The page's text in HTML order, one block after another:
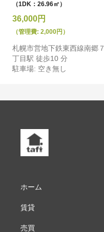
（1DK：26.96㎡）
36,000円
（管理費: 2,000円）
札幌市営地下鉄東西線南郷７
丁目駅 徒歩10 分
駐車場: 空き無し
ホーム
賃貸
売買